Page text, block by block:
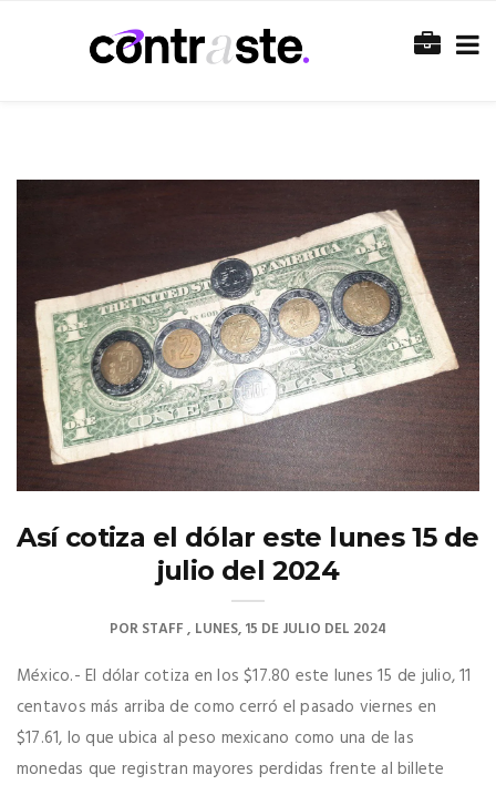
Así cotiza el dólar este lunes 15 de
julio del 2024
PORSTAFF LUNES, 15 DE JULIO DEL 2024
México.- El dólar cotiza en los $17.80 este lunes 15 de julio, 11
centavos más arriba de como cerró el pasado viernes en
$17.61, lo que ubica al peso mexicano como una de las
monedas que registran mayores perdidas frente al billete